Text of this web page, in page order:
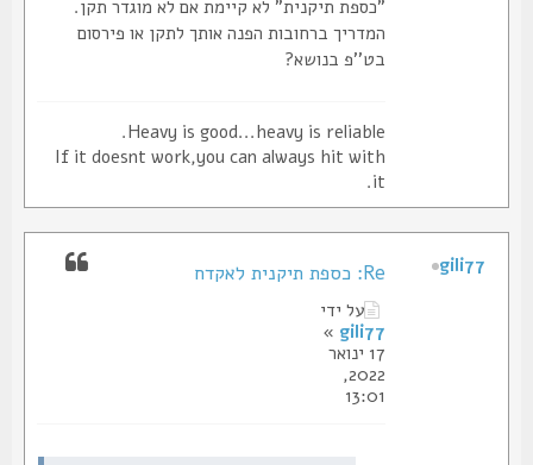
"כספת תיקנית" לא קיימת אם לא מוגדר תקן.
המדריך ברחובות הפנה אותך לתקן או פירסום
בט''פ בנושא?
Heavy is good...heavy is reliable.
If it doesnt work,you can always hit with
על ידי
gili77
»
17 ינואר
2022,
13:01
gili77